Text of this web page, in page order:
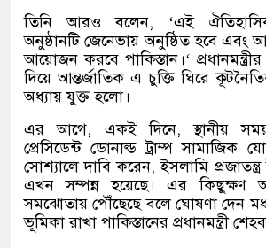
তিনি আরও বলেন, ‘এই
অনুষ্ঠানটি জেনেভায় অনুষ্ঠিত হবে এবং
আয়োজন করবে পাকিস্তান।‘
দিয়ে আন্তর্জাতিক এ চুক্তি ঘিরে
অধ্যায় যুক্ত হলো।
এর আগে, একই দিনে,স্থানীয়
প্রেসিডেন্ট ডোনাল্ড ট্রাম্প সামাজিক
সোশ্যালে দাবি করেন,ইসলামি
এখন সম্পন্ন হয়েছে। এর কিছুক্ষণ
সমঝোতায় পৌঁছেছে বলে ঘোষণা দেন
ভূমিকা রাখা পাকিস্তানের প্রধানমন্ত্রী